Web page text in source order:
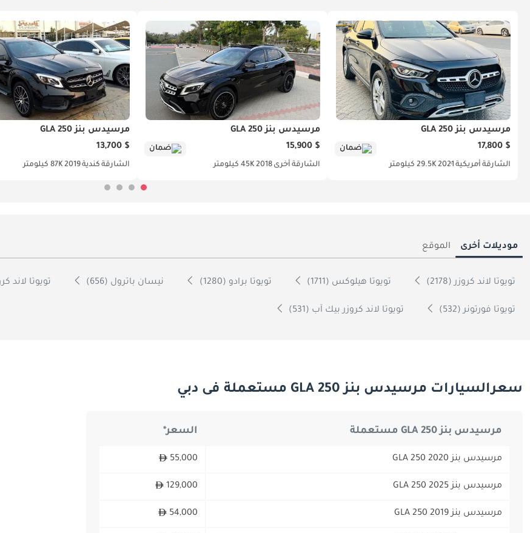
مرسيدس بنز GLA 250
$ 17,800
ضمان
الشارقة أمريكية 202129.5K كيلومتر
مرسيدس بنز GLA 250
$ 15,900
ضمان
الشارقة أخرى 201845K كيلومتر
مرسيدس بنز GLA 250
$ 13,700
الشارقة كندية201987K كيلومتر
موديلات أخرى الموقع
تويوتا لاند كروزر (2178) تويوتا هيلوكس (1711) تويوتا برادو (1280) نيسان باترول (656) تويوتا لاند كروزر
تويوتا فورتونر (532) تويوتا لاند كروزر بيك آب (531)
سعرالسيارات مرسيدس بنز GLA 250 مستعملة فى دبي
مرسيدس بنز GLA 250 مستعملة السعر*
مرسيدس بنز GLA 250 2020 55,000
مرسيدس بنز GLA 250 2025 129,000
مرسيدس بنز GLA 250 2019 54,000